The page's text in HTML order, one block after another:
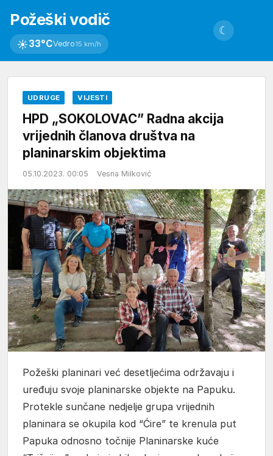
Požeški vodič
☀33°CVedro15 km/h
☾
UDRUGE VIJESTI
HPD „SOKOLOVAC” Radna akcija
vrijednih članova društva na
planinarskim objektima
05.10.2023. 00:05 Vesna Milković
Požeški planinari već desetljećima održavaju i
uređuju svoje planinarske objekte na Papuku.
Protekle sunčane nedjelje grupa vrijednih
planinara se okupila kod “Ćire” te krenula put
Papuka odnosno točnije Planinarske kuće